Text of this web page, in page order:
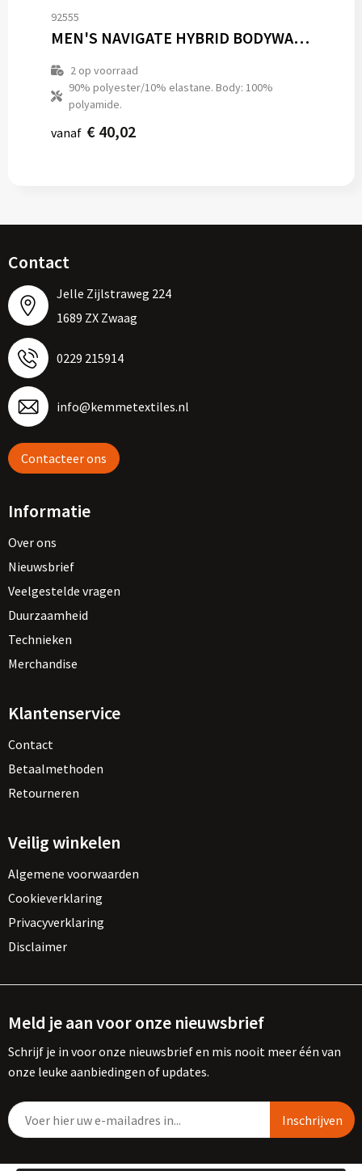
92555
MEN'S NAVIGATE HYBRID BODYWARMER
2op voorraad
90% polyester/10% elastane. Body: 100%
polyamide.
vanaf € 40,02
Contact
Jelle Zijlstraweg 224
1689 ZX Zwaag
0229 215914
info@kemmetextiles.nl
Contacteer ons
Informatie
Over ons
Nieuwsbrief
Veelgestelde vragen
Duurzaamheid
Technieken
Merchandise
Klantenservice
Contact
Betaalmethoden
Retourneren
Veilig winkelen
Algemene voorwaarden
Cookieverklaring
Privacyverklaring
Disclaimer
Meld je aan voor onze nieuwsbrief
Schrijf je in voor onze nieuwsbrief en mis nooit meer één van
onze leuke aanbiedingen of updates.